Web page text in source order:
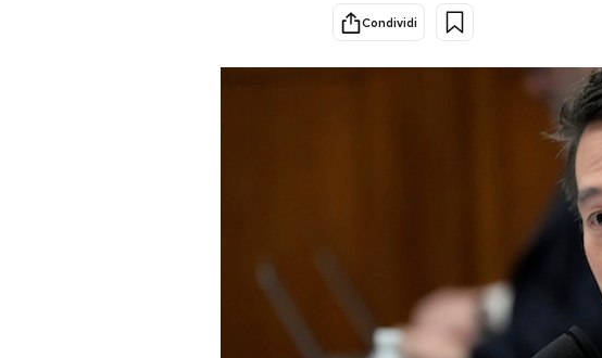
Altrecose
Condividi